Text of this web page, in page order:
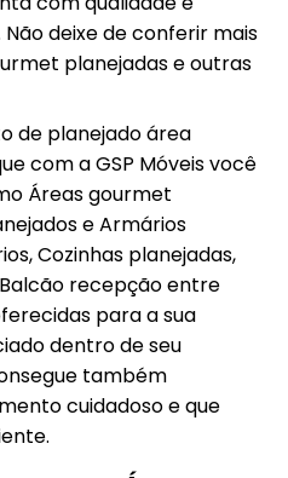
deixe de conferir mais
planejadas e outras
de planejado área
com a GSP Móveis você
Áreas gourmet
e Armários
Cozinhas planejadas,
recepção entre
para a sua
dentro de seu
também
cuidadoso e que